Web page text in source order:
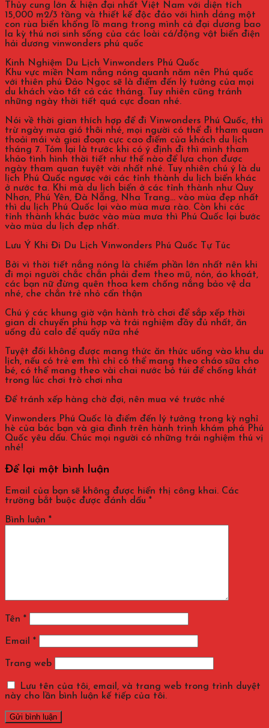
Thủy cung lớn & hiện đại nhất Việt Nam với diện tích
15,000 m2/3 tầng và thiết kế độc đáo với hình dáng một
con rùa biển khổng lồ mang trong mình cả đại dương bao
la kỳ thú nơi sinh sống của các loài cá/động vật biển điện
hải dương vinwonders phú quốc
Kinh Nghiệm Du Lịch Vinwonders Phú Quốc
Khu vực miền Nam nắng nóng quanh năm nên Phú quốc
với thiên phú Đảo Ngọc sẽ là điểm đến lý tưởng của mọi
du khách vào tất cả các tháng. Tuy nhiên cũng tránh
những ngày thời tiết quá cực đoan nhé.
Nói về thời gian thích hợp để đi Vinwonders Phú Quốc, thì
trừ ngày mưa gió thôi nhé, mọi người có thể đi tham quan
thoải mái và giai đoạn cực cao điểm của khách du lịch
tháng 7. Tóm lại là trước khi có ý định đi thì mình tham
khảo tình hình thời tiết như thế nào để lựa chọn được
ngày tham quan tuyệt vời nhất nhé. Tuy nhiên chú ý là du
lịch Phú Quốc ngược với các tỉnh thành du lịch biển khác
ở nước ta. Khi mà du lịch biển ở các tỉnh thành như Quy
Nhơn, Phú Yên, Đà Nẵng, Nha Trang… vào mùa đẹp nhất
thì du lịch Phú Quốc lại vào mùa mưa rào. Còn khi các
tỉnh thành khác bước vào mùa mưa thì Phú Quốc lại bước
vào mùa du lịch đẹp nhất.
Lưu Ý Khi Đi Du Lịch Vinwonders Phú Quốc Tự Túc
Bởi vì thời tiết nắng nóng là chiếm phần lớn nhất nên khi
đi mọi người chắc chắn phải đem theo mũ, nón, áo khoát,
các bạn nữ đừng quên thoa kem chống nắng bảo vệ da
nhé, che chắn trẻ nhỏ cẩn thận
Chú ý các khung giờ vận hành trò chơi để sắp xếp thời
gian di chuyển phù hợp và trải nghiệm đầy đủ nhất, ăn
uống đủ calo để quẩy nữa nhé
Tuyệt đối không được mang thức ăn thức uống vào khu du
lịch, nếu có trẻ em thì chỉ có thể mang theo cháo sữa cho
bé, có thể mang theo vài chai nước bỏ túi để chống khát
trong lúc chơi trò chơi nha
Để tránh xếp hàng chờ đợi, nên mua vé trước nhé
Vinwonders Phú Quốc là điểm đến lý tưởng trong kỳ nghỉ
hè của bác bạn và gia đình trên hành trình khám phá Phú
Quốc yêu dấu. Chúc mọi người có những trải nghiệm thú vị
nhé!
Để lại một bình luận
Email của bạn sẽ không được hiển thị công khai. Các
trường bắt buộc được đánh dấu *
Bình luận *
Tên *
Email *
Trang web
Lưu tên của tôi, email, và trang web trong trình duyệt
này cho lần bình luận kế tiếp của tôi.